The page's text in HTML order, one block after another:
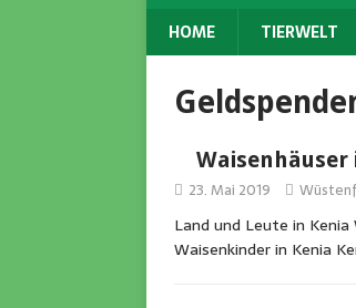
HOME TIERWELT
Waisenhäuser
23. Mai 2019
Land und Leute in
Waisenkinder in Kenia